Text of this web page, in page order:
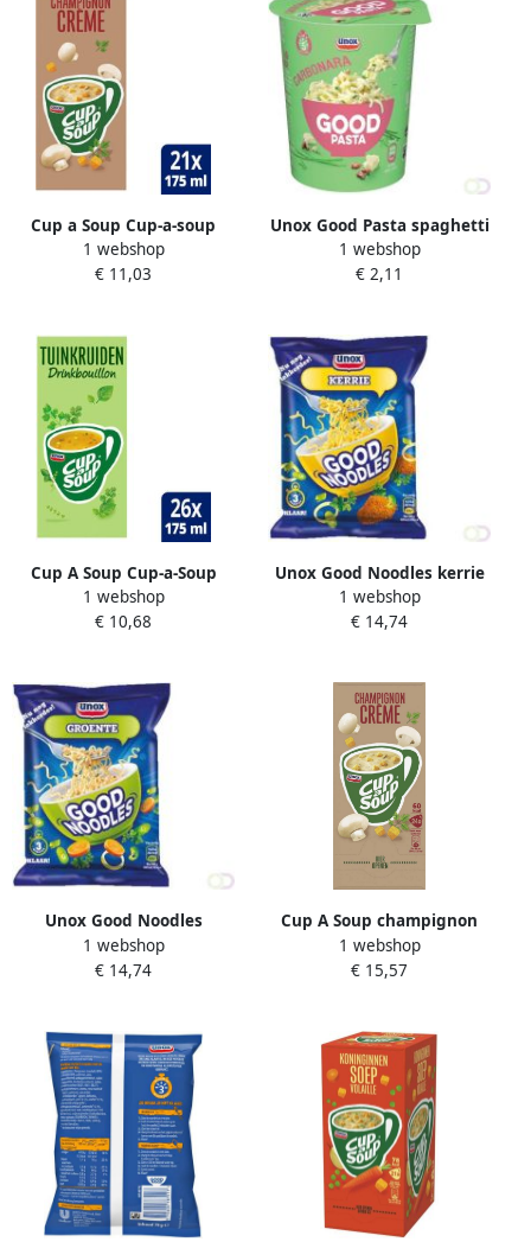
Cup a Soup Cup-a-soup
champignon cremesoep 21
zakjes
1 webshop
€ 11,03
Unox Good Pasta spaghetti
carbonara cup
1 webshop
€ 2,11
Cup A Soup Cup-a-Soup
drinkbouillon tuinkruiden
pak van 26 zakjes
1 webshop
€ 10,68
Unox Good Noodles kerrie
11 zakjes
1 webshop
€ 14,74
Unox Good Noodles
groenten 11 zakjes
1 webshop
€ 14,74
Cup A Soup champignon
crème 140 ml pak van 24
porties
1 webshop
€ 15,57